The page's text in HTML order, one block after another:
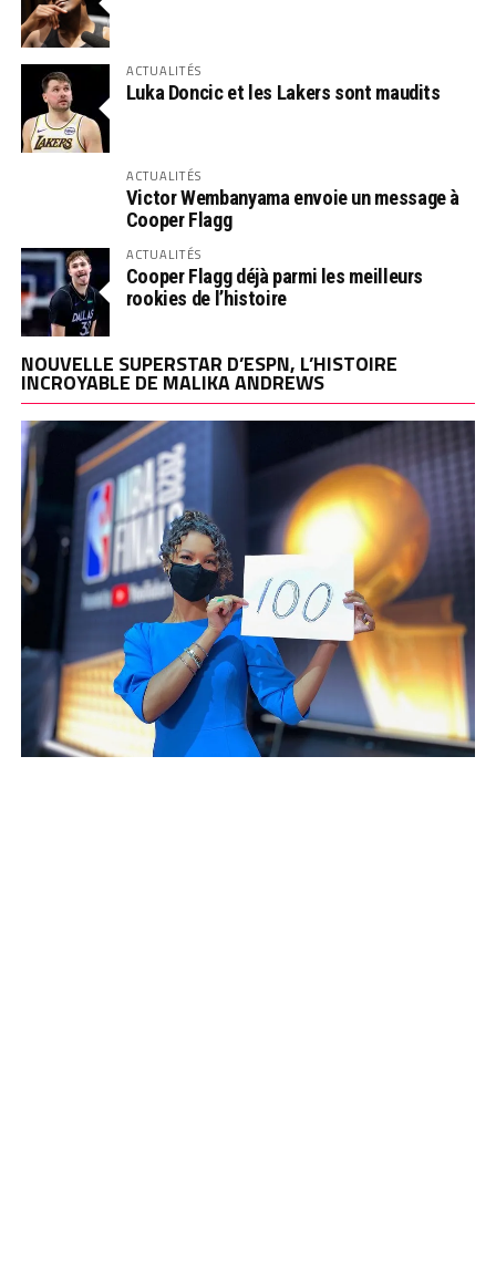
ACTUALITÉS
Luka Doncic et les Lakers sont maudits
ACTUALITÉS
Victor Wembanyama envoie un message à
Cooper Flagg
ACTUALITÉS
Cooper Flagg déjà parmi les meilleurs
rookies de l’histoire
NOUVELLE SUPERSTAR D’ESPN, L’HISTOIRE
INCROYABLE DE MALIKA ANDREWS